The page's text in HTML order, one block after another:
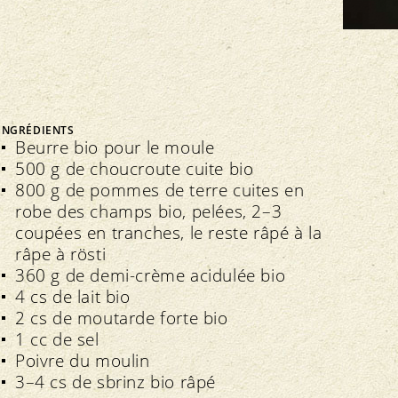
Directives
Contrôle
Importations
Assurance qualité
Assemblée des délégués
interne
Extranet
Cahier des charges
FNRB
Marchés régionaux
Bio-Symposium
Bourgeon
Beurre bio pour le moule
500 g de choucroute cuite bio
800 g de pommes de terre cuites en
robe des champs bio, pelées, 2–3
coupées en tranches, le reste râpé à la
râpe à rösti
360 g de demi-crème acidulée bio
4 cs de lait bio
2 cs de moutarde forte bio
1 cc de sel
Poivre du moulin
3–4 cs de sbrinz bio râpé